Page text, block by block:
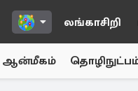
லங்காசிறி
ஆன்மீகம்